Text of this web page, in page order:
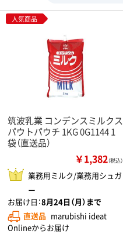
人気商品
筑波乳業 コンデンスミルクス
パウトパウチ 1KG 0G1144 1
袋（直送品）
￥1,382（税込）
業務用ミルク/業務用シュガ
ー
お届け日：8月24日（月）まで
直送品 marubishi ideat
Onlineからお届け